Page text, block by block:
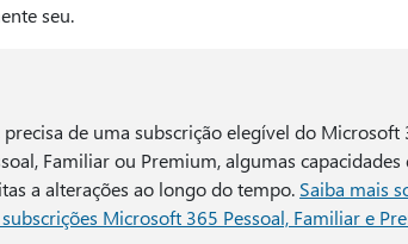
seu.
de uma subscrição elegível do Microsoft
Familiar ou Premium, algumas
a alterações ao longo do tempo. Saiba mais
Microsoft 365 Pessoal, Familiar e